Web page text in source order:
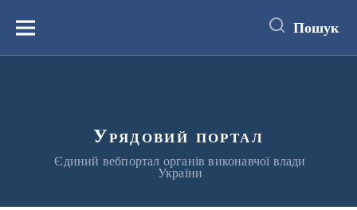
вмістуМеню Пошук
Урядовий портал
Єдиний вебпортал органів виконавчої влади
України